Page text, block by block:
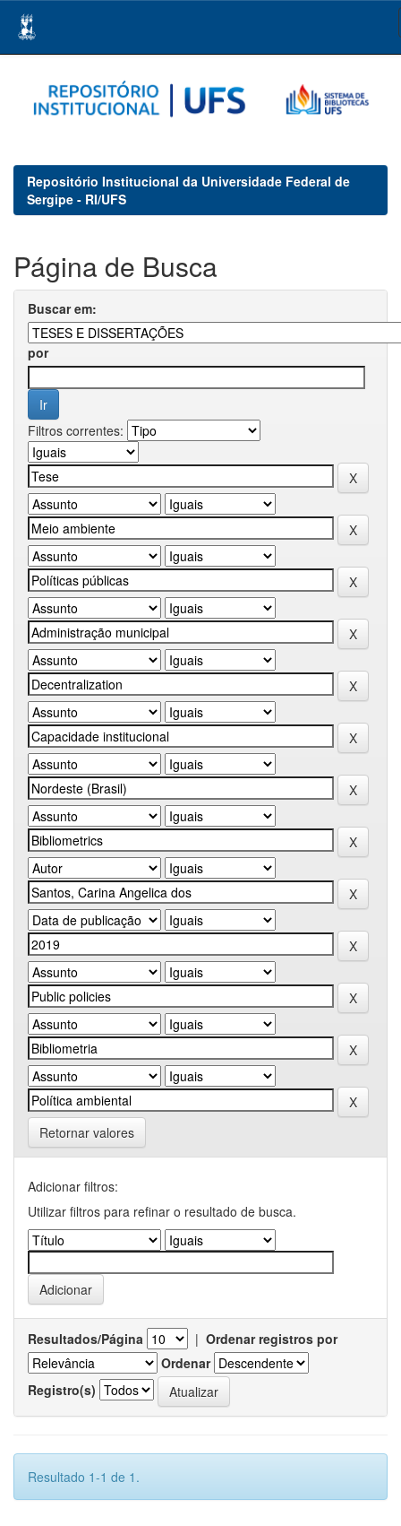
navigation
Repositório Institucional da Universidade Federal de
Sergipe - RI/UFS
Página de Busca
Buscar em:
por
Filtros correntes:
Retornar valores
Adicionar filtros:
Utilizar filtros para refinar o resultado de busca.
Resultados/Página | Ordenar registros por
Ordenar
Registro(s)
Resultado 1-1 de 1.